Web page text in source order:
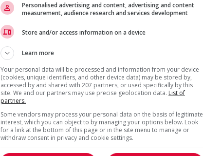
Poste au programme: relève en
Boucherville, QC
Électromécanique
Boucherville, QC
Construction, production
et manutention
Cariste/manutentionnaire
Personalised advertising and content, advertising and content
measurement, audience research and services development
Store and/or access information on a device
Learn more
Your personal data will be processed and information from your device
(cookies, unique identifiers, and other device data) may be stored by,
accessed by and shared with 207 partners, or used specifically by this
site. We and our partners may use precise geolocation data. List of
partners.
Some vendors may process your personal data on the basis of legitimate
interest, which you can object to by managing your options below. Look
for a link at the bottom of this page or in the site menu to manage or
withdraw consent in privacy and cookie settings.